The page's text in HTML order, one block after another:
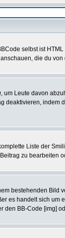
selbst ist
die du
, um Leute davon
deaktivieren, indem
Liste der
zu bearbeiten
bestehenden Bild
es handelt sich um
BB-Code [img]